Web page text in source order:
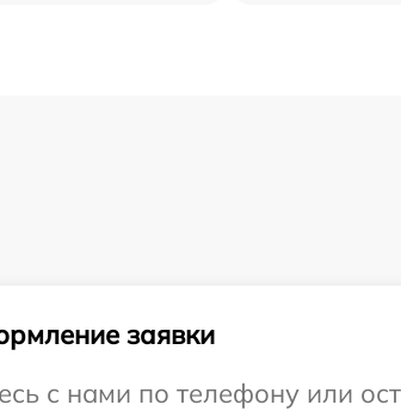
заявки
с нами по телефону или